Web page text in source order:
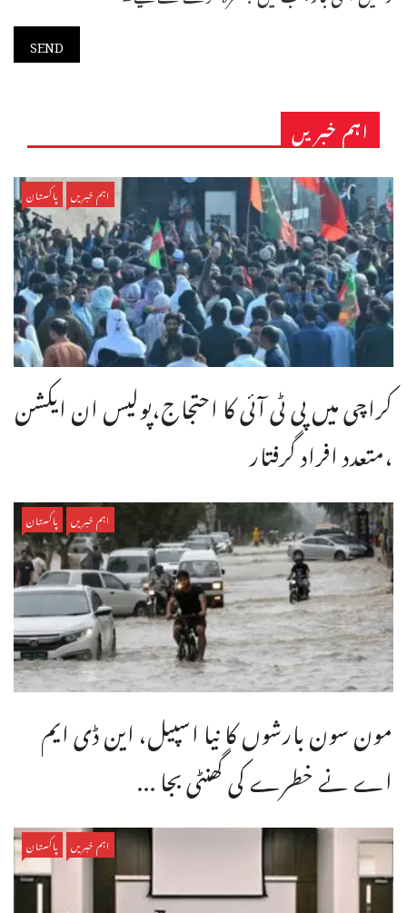
اہم خبریں
اہم خبریں پاکستان
کراچی میں پی ٹی آئی کا احتجاج،پولیس ان ایکشن
،متعدد افراد گرفتار
اہم خبریں پاکستان
مون سون بارشوں کا نیا اسپیل، این ڈی ایم
اے نے خطرے کی گھنٹی بجا ...
اہم خبریں پاکستان